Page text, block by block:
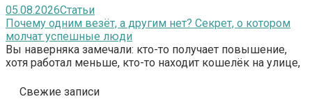
05.08.2026Статьи
Почему одним везёт, а другим нет? Секрет, о котором
молчат успешные люди
Вы наверняка замечали: кто-то получает повышение,
хотя работал меньше, кто-то находит кошелёк на улице,
Свежие записи